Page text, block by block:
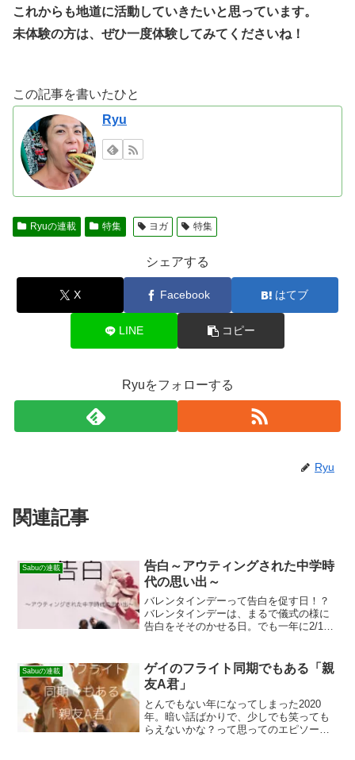
これからも地道に活動していきたいと思っています。
未体験の方は、ぜひ一度体験してみてくださいね！
この記事を書いたひと
Ryu
Ryuの連載 特集 ヨガ 特集
シェアする
X Facebook はてブ
LINE コピー
Ryuをフォローする
Ryu
関連記事
Sabuの連載
告白～アウティングされた中学時
代の思い出～
バレンタインデーって告白を促す日！？
バレンタインデーは、まるで儀式の様に
告白をそそのかせる日。でも一年に2/14
勢いでしたりとか。告白って、ただ何か
が、若しくは誰かが背...
Sabuの連載
ゲイのフライト同期でもある「親
友A君」
とんでもない年になってしまった2020
年。暗い話ばかりで、少しでも笑っても
らえないかな？って思ってのエピソード